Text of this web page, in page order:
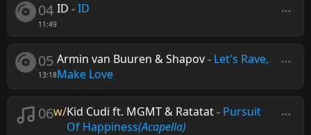
04
11:49
ID -ID
05
13:18
Armin van Buuren & Shapov- Let's Rave,
Make Love
06w/Kid Cudi ft. MGMT & Ratatat- Pursuit
Of Happiness(Acapella)